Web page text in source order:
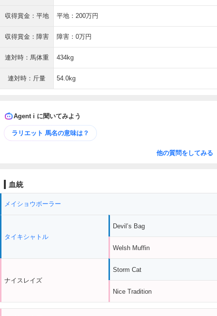
収得賞金：平地 平地：200万円
収得賞金：障害 障害：0万円
連対時：馬体重 434kg
連対時：斤量 54.0kg
Agent i に聞いてみよう
ラリエット 馬名の意味は？
他の質問をしてみる
血統
メイショウボーラー
タイキシャトル
ナイスレイズ
Devil’s Bag
Welsh Muffin
Storm Cat
Nice Tradition